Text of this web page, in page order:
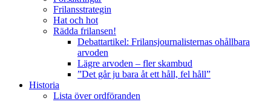
Frilansstrategin
Hat och hot
Rädda frilansen!
Debattartikel: Frilansjournalisternas ohållbara
arvoden
Lägre arvoden – fler skambud
”Det går ju bara åt ett håll, fel håll”
Historia
Lista över ordföranden